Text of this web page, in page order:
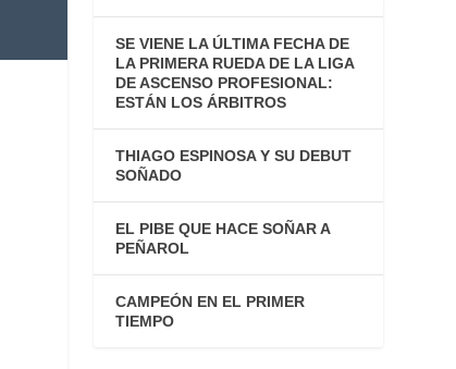
SE VIENE LA ÚLTIMA FECHA DE
LA PRIMERA RUEDA DE LA LIGA
DE ASCENSO PROFESIONAL:
ESTÁN LOS ÁRBITROS
THIAGO ESPINOSA Y SU DEBUT
SOÑADO
EL PIBE QUE HACE SOÑAR A
PEÑAROL
CAMPEÓN EN EL PRIMER
TIEMPO